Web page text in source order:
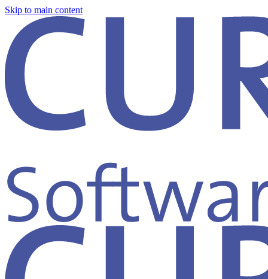
Skip to main content